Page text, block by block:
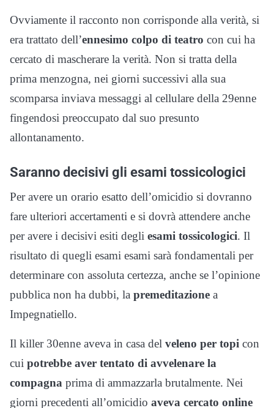
Ovviamente il racconto non corrisponde alla verità, si
era trattato dell’ennesimo colpo di teatro con cui ha
cercato di mascherare la verità. Non si tratta della
prima menzogna, nei giorni successivi alla sua
scomparsa inviava messaggi al cellulare della 29enne
fingendosi preoccupato dal suo presunto
allontanamento.
Saranno decisivi gli esami tossicologici
Per avere un orario esatto dell’omicidio si dovranno
fare ulteriori accertamenti e si dovrà attendere anche
per avere i decisivi esiti degli esami tossicologici. Il
risultato di quegli esami esami sarà fondamentali per
determinare con assoluta certezza, anche se l’opinione
pubblica non ha dubbi, la premeditazione a
Impegnatiello.
Il killer 30enne aveva in casa del veleno per topi con
cui potrebbe aver tentato di avvelenare la
compagna prima di ammazzarla brutalmente. Nei
giorni precedenti all’omicidio aveva cercato online